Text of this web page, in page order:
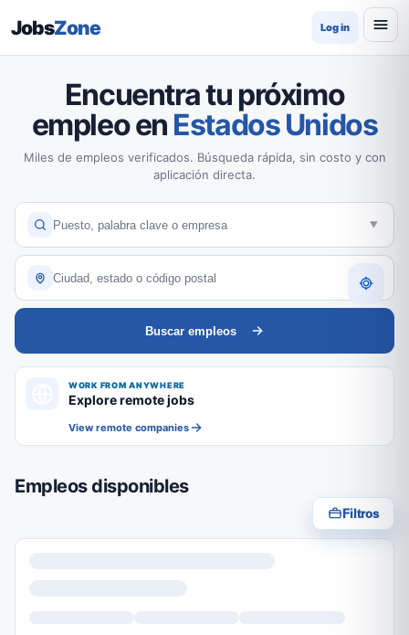
JobsZone Log in
Encuentra tu próximo
empleo en Estados Unidos
Miles de empleos verificados. Búsqueda rápida, sin costo y con
aplicación directa.
Buscar empleos
WORK FROM ANYWHERE
Explore remote jobs
View remote companies
Empleos disponibles
Filtros